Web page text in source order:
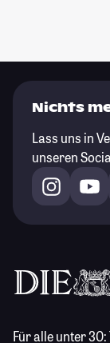
Nichts
Lass uns in
unseren
Für alle unter 30: